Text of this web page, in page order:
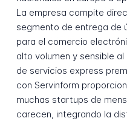
La empresa compite
segmento de entrega de
para el comercio
alto volumen y sensible
de servicios express
con Servinform
muchas startups de
carecen, integrando la